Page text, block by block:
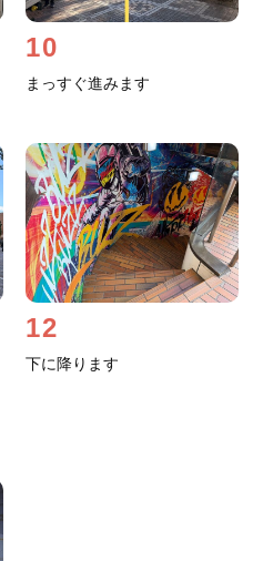
10
まっすぐ進みます
12
下に降ります